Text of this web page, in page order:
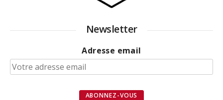
Newsletter
Adresse email